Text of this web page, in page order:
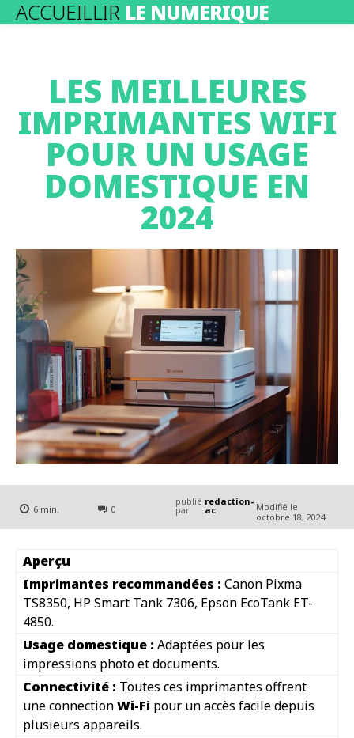
ACCUEILLIR LE NUMERIQUE
LES MEILLEURES
IMPRIMANTES WIFI
POUR UN USAGE
DOMESTIQUE EN
2024
6 min. 0
publié
par
redaction-
ac
Modifié le
octobre 18, 2024
Aperçu
Imprimantes recommandées : Canon Pixma
TS8350, HP Smart Tank 7306, Epson EcoTank ET-
4850.
Usage domestique : Adaptées pour les
impressions photo et documents.
Connectivité : Toutes ces imprimantes offrent
une connectionWi-Fi pour un accès facile depuis
plusieurs appareils.